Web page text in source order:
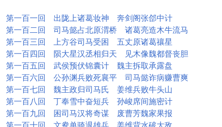
第一百一回 出陇上诸葛妆神 奔剑阁张郃中计
第一百二回 司马懿占北原渭桥 诸葛亮造木牛流马
第一百三回 上方谷司马受困 五丈原诸葛禳星
第一百四回 陨大星汉丞相归天 见木像魏都督丧胆
第一百五回 武侯预伏锦囊计 魏主拆取承露盘
第一百六回 公孙渊兵败死襄平 司马懿诈病赚曹爽
第一百七回 魏主政归司马氏 姜维兵败牛头山
第一百八回 丁奉雪中奋短兵 孙峻席间施密计
第一百九回 困司马汉将奇谋 废曹芳魏家果报
第一百十回 文鸯单骑退雄兵 姜维背水破大敌